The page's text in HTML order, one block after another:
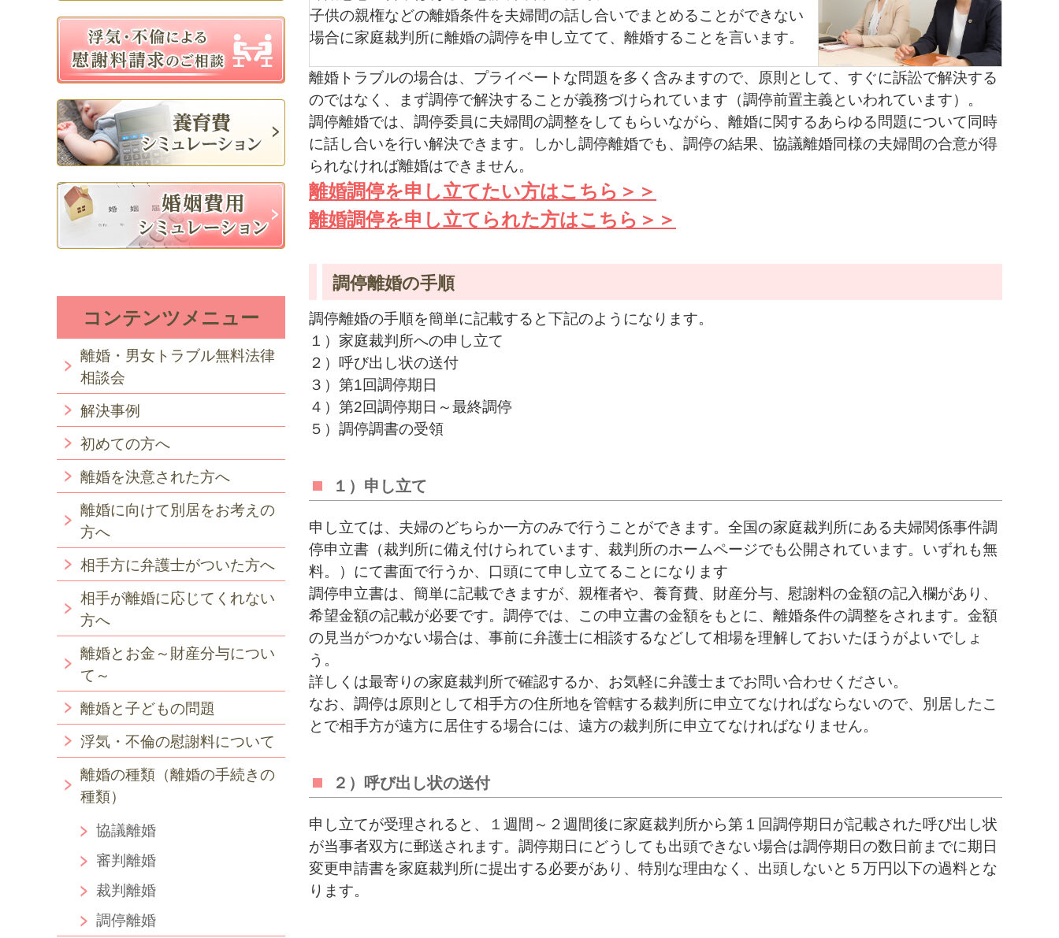
子供の親権などの離婚条件を夫婦間の話し合いでまとめることができない
場合に家庭裁判所に離婚の調停を申し立てて、離婚することを言います。
離婚トラブルの場合は、プライベートな問題を多く含みますので、原則として、すぐに訴訟で解決する
のではなく、まず調停で解決することが義務づけられています（調停前置主義といわれています）。
調停離婚では、調停委員に夫婦間の調整をしてもらいながら、離婚に関するあらゆる問題について同時
に話し合いを行い解決できます。しかし調停離婚でも、調停の結果、協議離婚同様の夫婦間の合意が得
られなければ離婚はできません。
離婚調停を申し立てたい方はこちら＞＞
離婚調停を申し立てられた方はこちら＞＞
調停離婚の手順
調停離婚の手順を簡単に記載すると下記のようになります。
１）家庭裁判所への申し立て
２）呼び出し状の送付
３）第1回調停期日
４）第2回調停期日～最終調停
５）調停調書の受領
１）申し立て
申し立ては、夫婦のどちらか一方のみで行うことができます。全国の家庭裁判所にある夫婦関係事件調
停申立書（裁判所に備え付けられています、裁判所のホームページでも公開されています。いずれも無
料。）にて書面で行うか、口頭にて申し立てることになります
調停申立書は、簡単に記載できますが、親権者や、養育費、財産分与、慰謝料の金額の記入欄があり、
希望金額の記載が必要です。調停では、この申立書の金額をもとに、離婚条件の調整をされます。金額
の見当がつかない場合は、事前に弁護士に相談するなどして相場を理解しておいたほうがよいでしょ
う。
詳しくは最寄りの家庭裁判所で確認するか、お気軽に弁護士までお問い合わせください。
なお、調停は原則として相手方の住所地を管轄する裁判所に申立てなければならないので、別居したこ
とで相手方が遠方に居住する場合には、遠方の裁判所に申立てなければなりません。
２）呼び出し状の送付
申し立てが受理されると、１週間～２週間後に家庭裁判所から第１回調停期日が記載された呼び出し状
が当事者双方に郵送されます。調停期日にどうしても出頭できない場合は調停期日の数日前までに期日
変更申請書を家庭裁判所に提出する必要があり、特別な理由なく、出頭しないと５万円以下の過料とな
ります。
コンテンツメニュー
離婚・男女トラブル無料法律
相談会
解決事例
初めての方へ
離婚を決意された方へ
離婚に向けて別居をお考えの
方へ
相手方に弁護士がついた方へ
相手が離婚に応じてくれない
方へ
離婚とお金～財産分与につい
て～
離婚と子どもの問題
浮気・不倫の慰謝料について
離婚の種類（離婚の手続きの
種類）
協議離婚
審判離婚
裁判離婚
調停離婚